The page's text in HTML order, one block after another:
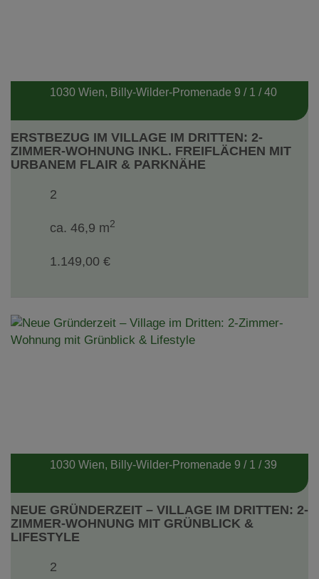
ERSTBEZUG IM VILLAGE IM DRITTEN: 2-
ZIMMER-WOHNUNG INKL. FREIFLÄCHEN MIT
URBANEM FLAIR & PARKNÄHE
1030 Wien, Billy-Wilder-Promenade 9 / 1 / 40
2
ca. 46,9 m2
1.149,00 €
NEUE GRÜNDERZEIT – VILLAGE IM DRITTEN: 2-
ZIMMER-WOHNUNG MIT GRÜNBLICK &
LIFESTYLE
1030 Wien, Billy-Wilder-Promenade 9 / 1 / 39
2